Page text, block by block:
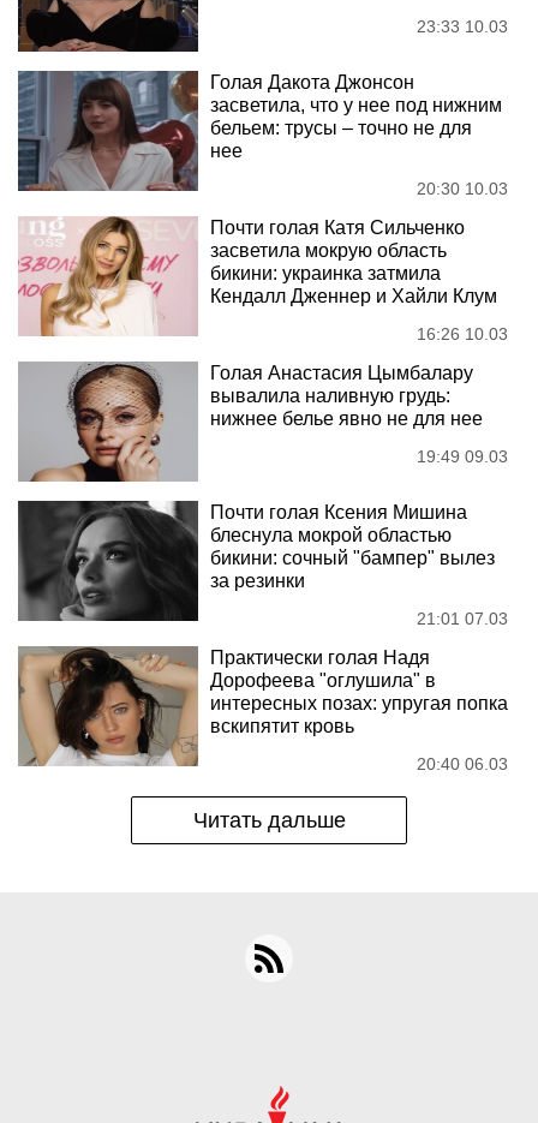
23:33 10.03
Голая Дакота Джонсон
засветила, что у нее под нижним
бельем: трусы – точно не для
нее
20:30 10.03
Почти голая Катя Сильченко
засветила мокрую область
бикини: украинка затмила
Кендалл Дженнер и Хайли Клум
16:26 10.03
Голая Анастасия Цымбалару
вывалила наливную грудь:
нижнее белье явно не для нее
19:49 09.03
Почти голая Ксения Мишина
блеснула мокрой областью
бикини: сочный "бампер" вылез
за резинки
21:01 07.03
Практически голая Надя
Дорофеева "оглушила" в
интересных позах: упругая попка
вскипятит кровь
20:40 06.03
Читать дальше